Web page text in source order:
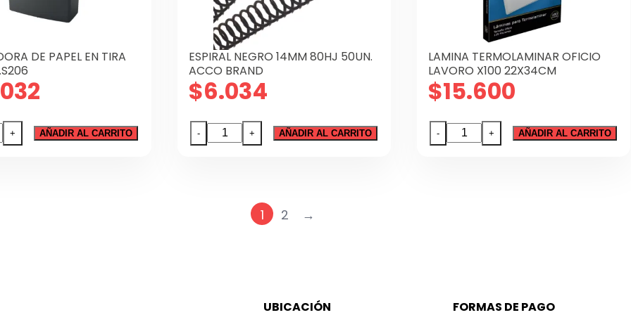
DE PAPEL EN TIRA
+ AÑADIR AL CARRITO
ESPIRAL NEGRO 14MM 80HJ 50UN.
ACCO BRAND
$6.034
-
ESPIRAL
NEGRO
+ AÑADIR AL CARRITO
LAMINA TERMOLAMINAR OFICIO
LAVORO X100 22X34CM
$15.600
-
LAMINA
TERMOLAMINAR
+ AÑADIR AL CARRITO
1 2 →
UBICACIÓN FORMAS DE PAGO